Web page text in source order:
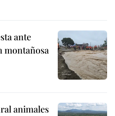
ante
montañosa
animales